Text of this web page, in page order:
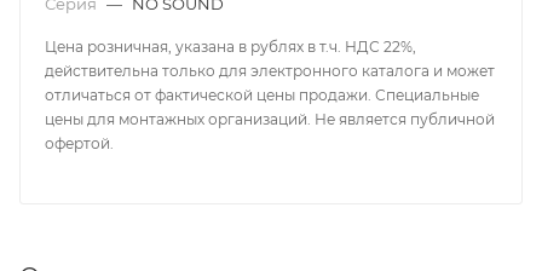
Цена розничная, указана в рублях в т.ч. НДС 22%,
действительна только для электронного каталога и может
отличаться от фактической цены продажи. Специальные
цены для монтажных организаций. Не является публичной
офертой.